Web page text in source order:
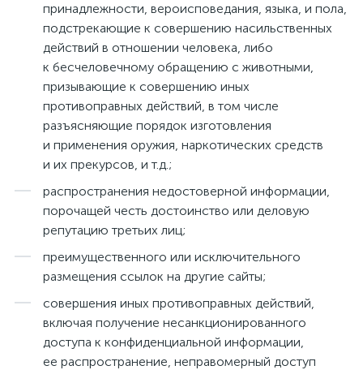
принадлежности, вероисповедания, языка, и пола,
подстрекающие к совершению насильственных
действий в отношении человека, либо
к бесчеловечному обращению с животными,
призывающие к совершению иных
противоправных действий, в том числе
разъясняющие порядок изготовления
и применения оружия, наркотических средств
и их прекурсов, и т.д.;
распространения недостоверной информации,
порочащей честь достоинство или деловую
репутацию третьих лиц;
преимущественного или исключительного
размещения ссылок на другие сайты;
совершения иных противоправных действий,
включая получение несанкционированного
доступа к конфиденциальной информации,
ее распространение, неправомерный доступ